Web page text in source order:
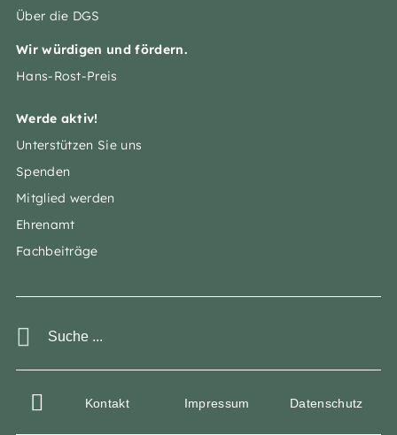
Über die DGS
Wir würdigen und fördern.
Hans-Rost-Preis
Werde aktiv!
Unterstützen Sie uns
Spenden
Mitglied werden
Ehrenamt
Fachbeiträge
Kontakt Impressum Datenschutz